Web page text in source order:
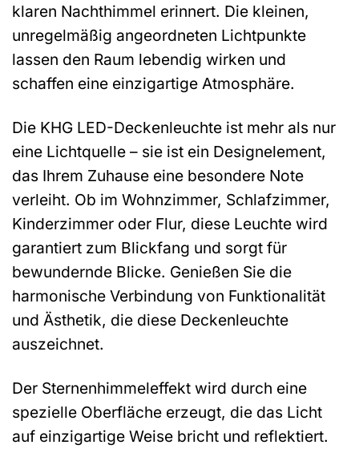
klaren Nachthimmel erinnert. Die kleinen,
unregelmäßig angeordneten Lichtpunkte
lassen den Raum lebendig wirken und
schaffen eine einzigartige Atmosphäre.
Die KHG LED-Deckenleuchte ist mehr als nur
eine Lichtquelle – sie ist ein Designelement,
das Ihrem Zuhause eine besondere Note
verleiht. Ob im Wohnzimmer, Schlafzimmer,
Kinderzimmer oder Flur, diese Leuchte wird
garantiert zum Blickfang und sorgt für
bewundernde Blicke. Genießen Sie die
harmonische Verbindung von Funktionalität
und Ästhetik, die diese Deckenleuchte
auszeichnet.
Der Sternenhimmeleffekt wird durch eine
spezielle Oberfläche erzeugt, die das Licht
auf einzigartige Weise bricht und reflektiert.